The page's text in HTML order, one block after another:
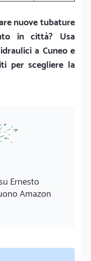
nuove tubature
in città? Usa
a Cuneo e
per scegliere la
Ernesto
Amazon